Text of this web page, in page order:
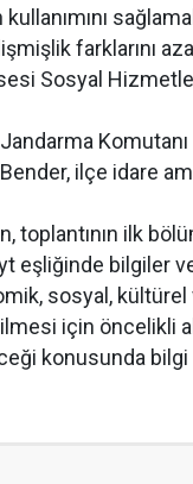
farklarını
Sosyal
ilçe idare
toplantının ilk
eşliğinde bilgiler
sosyal, kültürel
için öncelikli
konusunda bilgi